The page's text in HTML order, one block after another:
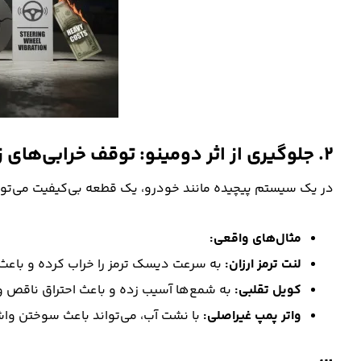
۲. جلوگیری از اثر دومینو: توقف خرابی‌های زنجیره‌ای
در یک سیستم پیچیده مانند خودرو، یک قطعه بی‌کیفیت
مثال‌های واقعی:
لنت ترمز ارزان: به سرعت دیسک ترمز را خراب کرده و
کویل تقلبی: به شمع‌ها آسیب زده و باعث احتراق
واتر پمپ غیراصلی: با نشت آب، می‌تواند باعث سوختن